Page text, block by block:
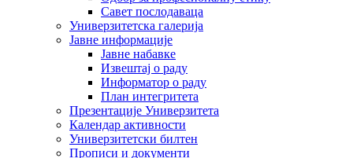
Савет послодаваца
Универзитетска галерија
Јавне информације
Јавне набавке
Извештај о раду
Информатор о раду
План интегритета
Презентације Универзитета
Календар активности
Универзитетски билтен
Прописи и документи